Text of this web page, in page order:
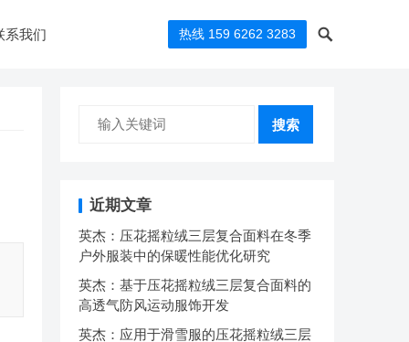
系我们 热线 159 6262 3283
搜索
近期文章
英杰：压花摇粒绒三层复合面料在冬季
户外服装中的保暖性能优化研究
英杰：基于压花摇粒绒三层复合面料的
高透气防风运动服饰开发
英杰：应用于滑雪服的压花摇粒绒三层